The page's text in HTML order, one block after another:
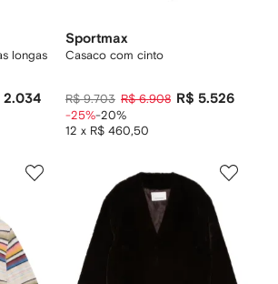
longas
2.034
Sportmax
Casaco com cinto
R$ 9.703 R$ 6.908 R$ 5.526
12 x R$ 460,50
-25%-20%